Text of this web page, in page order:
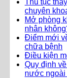
chuyên
Mở phòng
nhân
Điểm mới
chữa bệnh
Điều kiện
Quy định
nước ngoài